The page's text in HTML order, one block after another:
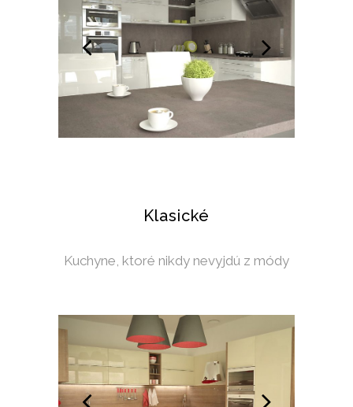
Klasické
Kuchyne, ktoré nikdy nevyjdú z módy